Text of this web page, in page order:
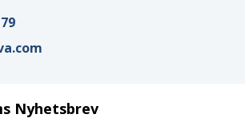
Nyhetsbrev